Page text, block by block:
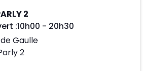
2
:Day of the Week
10h00 - 20h30
Gaulle
2